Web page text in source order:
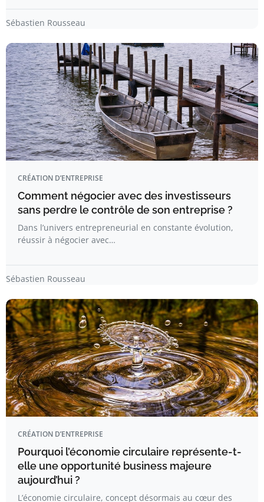
Sébastien Rousseau
CRÉATION D’ENTREPRISE
Comment négocier avec des investisseurs
sans perdre le contrôle de son entreprise ?
Dans l’univers entrepreneurial en constante évolution,
réussir à négocier avec…
Sébastien Rousseau
CRÉATION D’ENTREPRISE
Pourquoi l’économie circulaire représente-t-
elle une opportunité business majeure
aujourd’hui ?
L’économie circulaire, concept désormais au cœur des